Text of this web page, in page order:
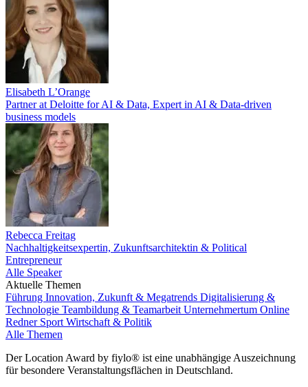
Elisabeth L’Orange
Partner at Deloitte for AI & Data, Expert in AI & Data-driven
business models
Rebecca Freitag
Nachhaltigkeitsexpertin, Zukunftsarchitektin & Political
Entrepreneur
Alle Speaker
Aktuelle Themen
Führung Innovation, Zukunft & Megatrends Digitalisierung &
Technologie Teambildung & Teamarbeit Unternehmertum Online
Redner Sport Wirtschaft & Politik
Alle Themen
Der Location Award by fiylo® ist eine unabhängige Auszeichnung
für besondere Veranstaltungsflächen in Deutschland.